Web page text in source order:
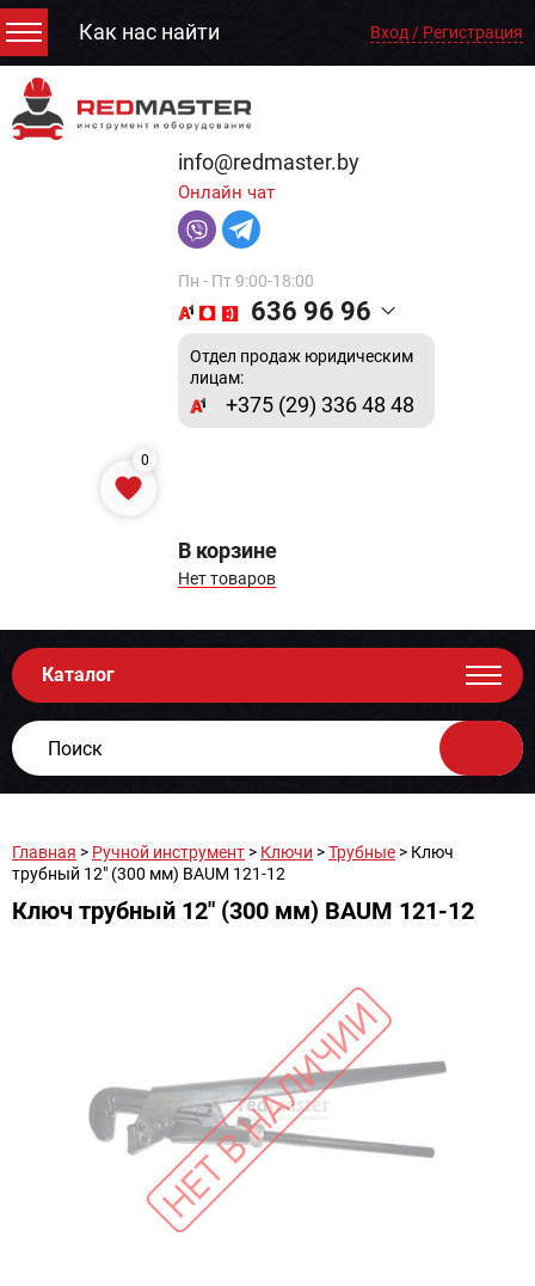
Как нас найти Вход / Регистрация
info@redmaster.by
Онлайн чат
Пн - Пт 9:00-18:00
636 96 96
Отдел продаж юридическим
лицам:
+375 (29) 336 48 48
0
В корзине
Нет товаров
Каталог
Главная > Ручной инструмент > Ключи >Трубные > Ключ
трубный 12" (300 мм) BAUM 121-12
Ключ трубный 12" (300 мм) BAUM 121-12